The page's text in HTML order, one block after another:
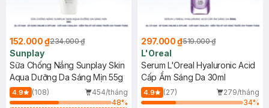
152.000 ₫234.000 ₫
Sunplay
Sữa Chống Nắng Sunplay Skin
Aqua Dưỡng Da Sáng Mịn 55g
4.9 (108)
454/tháng
48%
297.000 ₫519.000 ₫
L'Oreal
Serum L'Oreal Hyaluronic Acid
Cấp Ẩm Sáng Da 30ml
4.9 (27)
279/tháng
34%